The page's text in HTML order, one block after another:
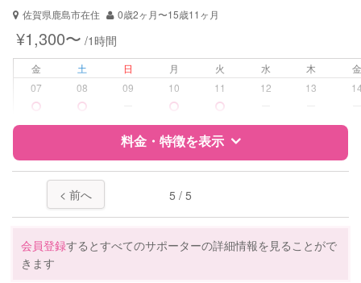
病児対応 病児、病後児、ともに不可
障がい児対応 対応可否は個別に相談
レッスン 絵・工作レッスン
定期予約 お引き受けしていません
お子様の撮影
（定期特典）
対応不可
佐賀県鹿島市在住
0歳2ヶ月〜15歳11ヶ月
¥1,300〜 /1時間
金 土 日 月 火 水 木
07
08 09 10 11 12 13
料金・特徴を表示
料金
サポートの特徴
資格
< 前へ 5 / 5
会員登録するとすべてのサポーターの詳細情報を見ることがで
きます